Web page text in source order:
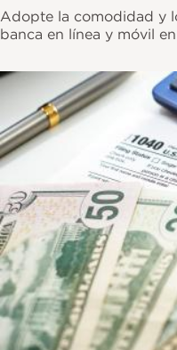
Adopte la comodidad y
banca en línea y móvil
Imagen